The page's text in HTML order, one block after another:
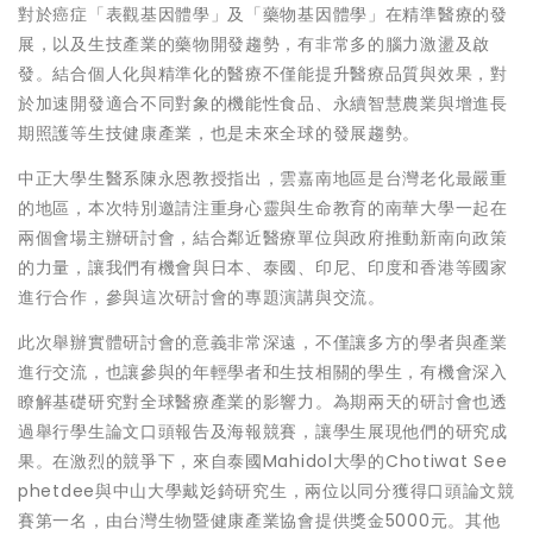
對於癌症「表觀基因體學」及「藥物基因體學」在精準醫療的發
展，以及生技產業的藥物開發趨勢，有非常多的腦力激盪及啟
發。結合個人化與精準化的醫療不僅能提升醫療品質與效果，對
於加速開發適合不同對象的機能性食品、永續智慧農業與增進長
期照護等生技健康產業，也是未來全球的發展趨勢。
中正大學生醫系陳永恩教授指出，雲嘉南地區是台灣老化最嚴重
的地區，本次特別邀請注重身心靈與生命教育的南華大學一起在
兩個會場主辦研討會，結合鄰近醫療單位與政府推動新南向政策
的力量，讓我們有機會與日本、泰國、印尼、印度和香港等國家
進行合作，參與這次研討會的專題演講與交流。
此次舉辦實體研討會的意義非常深遠，不僅讓多方的學者與產業
進行交流，也讓參與的年輕學者和生技相關的學生，有機會深入
瞭解基礎研究對全球醫療產業的影響力。為期兩天的研討會也透
過舉行學生論文口頭報告及海報競賽，讓學生展現他們的研究成
果。在激烈的競爭下，來自泰國Mahidol大學的Chotiwat See
phetdee與中山大學戴彣錡研究生，兩位以同分獲得口頭論文競
賽第一名，由台灣生物暨健康產業協會提供獎金5000元。其他